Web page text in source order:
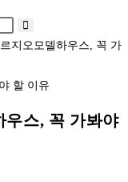
할 이유
우스, 꼭 가봐야